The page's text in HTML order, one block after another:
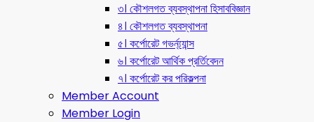
৩। কৌশলগত ব্যবস্থাপনা হিসাববিজ্ঞান
৪। কৌশলগত ব্যবস্থাপনা
৫। কর্পোরেট গভর্ন্য্যান্স
৬। কর্পোরেট আর্থিক প্রর্তিবেদন
৭। কর্পোরেট কর পরিকল্পনা
Member Account
Member Login